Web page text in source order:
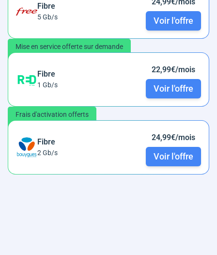
Fibre
5 Gb/s Voir l'offre
Mise en service offerte sur demande
Fibre
1 Gb/s
22,99€/mois
Voir l'offre
Frais d'activation offerts
Fibre
2 Gb/s
24,99€/mois
Voir l'offre